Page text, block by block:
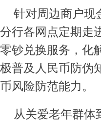
针对周边商户现
分行各网点定期走
零钞兑换服务，化
极普及人民币防伪
币风险防范能力。
从关爱老年群体